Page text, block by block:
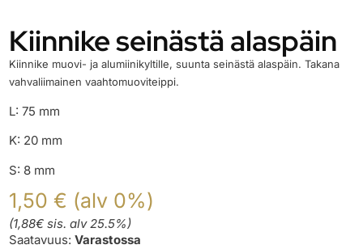
Kiinnike seinästä alaspäin
Kiinnike muovi- ja alumiinikyltille, suunta seinästä alaspäin.Takana
vahvaliimainen vaahtomuoviteippi.
L: 75 mm
K: 20 mm
S: 8 mm
1,50 € (alv 0%)
(1,88€ sis. alv 25.5%)
Saatavuus:Varastossa